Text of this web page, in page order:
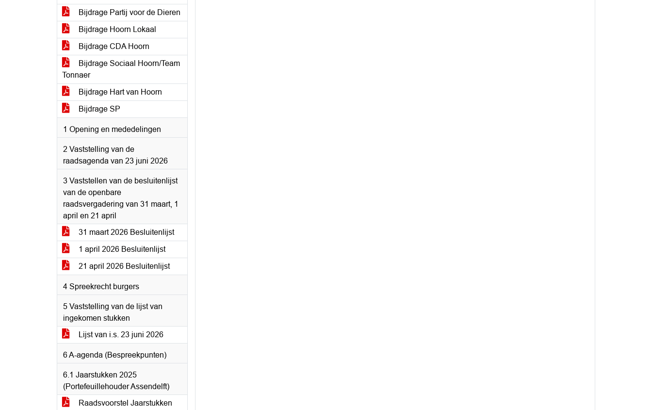
Bijdrage Partij voor de Dieren
Bijdrage Hoorn Lokaal
Bijdrage CDA Hoorn
Bijdrage Sociaal Hoorn/Team
Tonnaer
Bijdrage Hart van Hoorn
Bijdrage SP
1 Opening en mededelingen
2 Vaststelling van de
raadsagenda van 23 juni 2026
3 Vaststellen van de besluitenlijst
van de openbare
raadsvergadering van 31 maart, 1
april en 21 april
31 maart 2026 Besluitenlijst
1 april 2026 Besluitenlijst
21 april 2026 Besluitenlijst
4 Spreekrecht burgers
5 Vaststelling van de lijst van
ingekomen stukken
Lijst van i.s. 23 juni 2026
6 A-agenda (Bespreekpunten)
6.1 Jaarstukken 2025
(Portefeuillehouder Assendelft)
Raadsvoorstel Jaarstukken